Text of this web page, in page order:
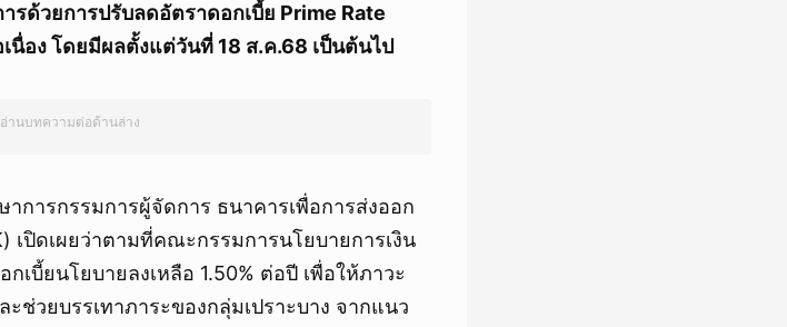
รด้วยการปรับลดอัตราดอกเบี้ย Prime Rate
นื่อง โดยมีผลตั้งแต่วันที่ 18 ส.ค.68 เป็นต้นไป
านบทความต่อด้านล่าง
การกรรมการผู้จัดการ ธนาคารเพื่อการส่งออก
เปิดเผยว่าตามที่คณะกรรมการนโยบายการเงิน
เบี้ยนโยบายลงเหลือ 1.50% ต่อปี เพื่อให้ภาวะ
ช่วยบรรเทาภาระของกลุ่มเปราะบาง จากแนว